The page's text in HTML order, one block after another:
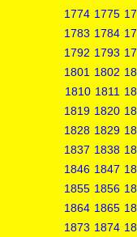
1774 1775
1783 1784
1792 1793
1801 1802
1810 1811
1819 1820
1828 1829
1837 1838
1846 1847
1855 1856
1864 1865
1873 1874